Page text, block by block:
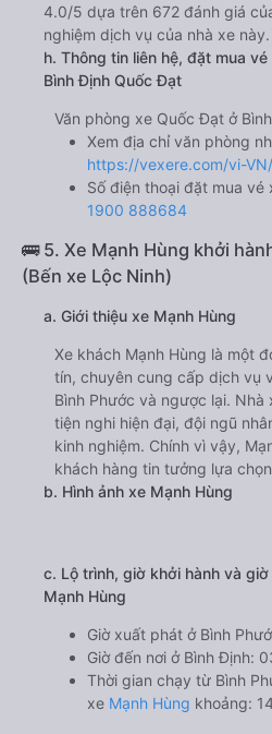
4.0/5 dựa trên 672 đánh giá
nghiệm dịch vụ của nhà xe này.
h. Thông tin liên hệ, đặt mua
Bình Định Quốc Đạt
Văn phòng xe Quốc Đạt ở
Xem địa chỉ văn phòng
https://vexere.com/vi-
Số điện thoại đặt mua vé
1900 888684
🚌 5. Xe Mạnh Hùng khởi
(Bến xe Lộc Ninh)
a. Giới thiệu xe Mạnh Hùng
Xe khách Mạnh Hùng là một
tín, chuyên cung cấp dịch vụ
Bình Phước và ngược lại.
tiện nghi hiện đại, đội ngũ
kinh nghiệm. Chính vì vậy,
khách hàng tin tưởng lựa
b. Hình ảnh xe Mạnh Hùng
c. Lộ trình, giờ khởi hành và
Mạnh Hùng
Giờ xuất phát ở Bình
Giờ đến nơi ở Bình Định:
Thời gian chạy từ Bình
xe Mạnh Hùng khoảng: